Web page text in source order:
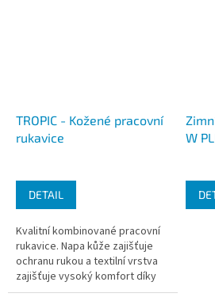
TROPIC - Kožené pracovní
rukavice
DETAIL
Kvalitní kombinované pracovní
rukavice. Napa kůže zajišťuje
ochranu rukou a textilní vrstva
zajišťuje vysoký komfort díky
prodyšnosti. Rukavice pro
W